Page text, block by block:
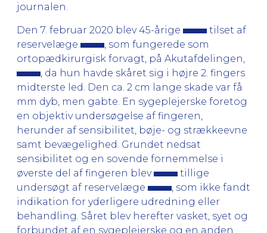
journalen.
Den 7. februar 2020 blev 45-årige
tilset af
reservelæge
, som fungerede som
ortopædkirurgisk forvagt, på Akutafdelingen,
, da hun havde skåret sig i højre 2. fingers
midterste led. Den ca. 2 cm lange skade var få
mm dyb, men gabte. En sygeplejerske foretog
en objektiv undersøgelse af fingeren,
herunder af sensibilitet, bøje- og strækkeevne
samt bevægelighed. Grundet nedsat
sensibilitet og en sovende fornemmelse i
øverste del af fingeren blev
tillige
undersøgt af reservelæge
, som ikke fandt
indikation for yderligere udredning eller
behandling. Såret blev herefter vasket, syet og
forbundet af en sygeplejerske og en anden